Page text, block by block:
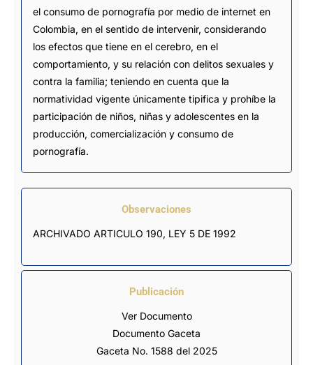
el consumo de pornografía por medio de internet en
Colombia, en el sentido de intervenir, considerando
los efectos que tiene en el cerebro, en el
comportamiento, y su relación con delitos sexuales y
contra la familia; teniendo en cuenta que la
normatividad vigente únicamente tipifica y prohíbe la
participación de niños, niñas y adolescentes en la
producción, comercialización y consumo de
pornografía.
Observaciones
ARCHIVADO ARTICULO 190, LEY 5 DE 1992
Publicación
Ver Documento
Documento Gaceta
Gaceta No. 1588 del 2025